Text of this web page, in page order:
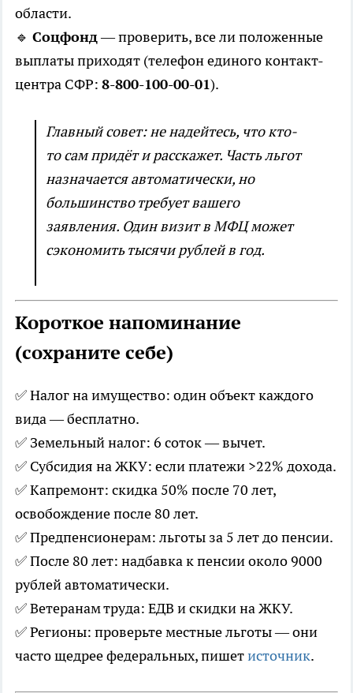
области.
🔹 Соцфонд— проверить, все ли положенные
выплаты приходят (телефон единого контакт-
центра СФР: 8-800-100-00-01).
Главный совет: не надейтесь, что кто-
то сам придёт и расскажет. Часть льгот
назначается автоматически, но
большинство требует вашего
заявления. Один визит в МФЦ может
сэкономить тысячи рублей в год.
Короткое напоминание
(сохраните себе)
✅ Налог на имущество: один объект каждого
вида — бесплатно.
✅ Земельный налог: 6 соток — вычет.
✅ Субсидия на ЖКУ: если платежи >22% дохода.
✅ Капремонт: скидка 50% после 70 лет,
освобождение после 80 лет.
✅ Предпенсионерам: льготы за 5 лет до пенсии.
✅ После 80 лет: надбавка к пенсии около 9000
рублей автоматически.
✅ Ветеранам труда: ЕДВ и скидки на ЖКУ.
✅ Регионы: проверьте местные льготы — они
часто щедрее федеральных, пишетисточник.